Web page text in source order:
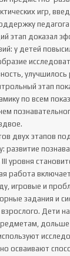
игр,
этап доказал
у детей
улучшилось
этап
по всем
двух этапов
развитие
уровня
работа
игровые и
задания и
Дети
осваивают